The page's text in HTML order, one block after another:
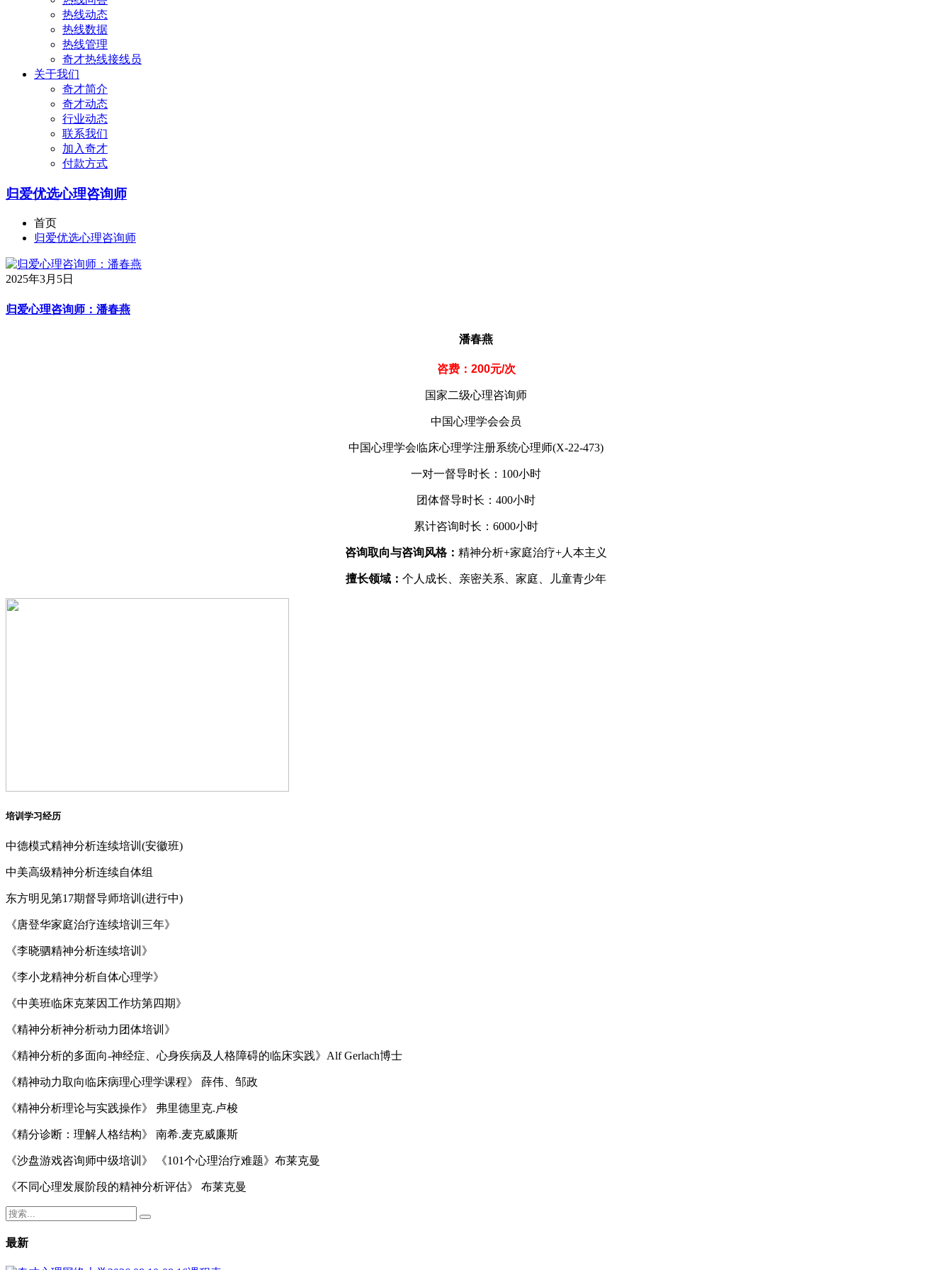
热线动态
热线数据
热线管理
奇才热线接线员
关于我们
奇才简介
奇才动态
行业动态
联系我们
加入奇才
付款方式
归爱优选心理咨询师
首页
归爱优选心理咨询师
2025年3月5日
归爱心理咨询师：潘春燕
潘春燕
咨费：200元/次
国家二级心理咨询师
中国心理学会会员
中国心理学会临床心理学注册系统心理师(X-22-473)
一对一督导时长：100小时
团体督导时长：400小时
累计咨询时长：6000小时
咨询取向与咨询风格： 精神分析+家庭治疗+人本主义
擅长领域： 个人成长、亲密关系、家庭、儿童青少年
培训学习经历
中德模式精神分析连续培训(安徽班)
中美高级精神分析连续自体组
东方明见第17期督导师培训(进行中)
《唐登华家庭治疗连续培训三年》
《李晓驷精神分析连续培训》
《李小龙精神分析自体心理学》
《中美班临床克莱因工作坊第四期》
《精神分析神分析动力团体培训》
《精神分析的多面向-神经症、心身疾病及人格障碍的临床实践》Alf Gerlach博士
《精神动力取向临床病理心理学课程》 薛伟、邹政
《精神分析理论与实践操作》 弗里德里克.卢梭
《精分诊断：理解人格结构》 南希.麦克威廉斯
《沙盘游戏咨询师中级培训》 《101个心理治疗难题》布莱克曼
《不同心理发展阶段的精神分析评估》 布莱克曼
最新